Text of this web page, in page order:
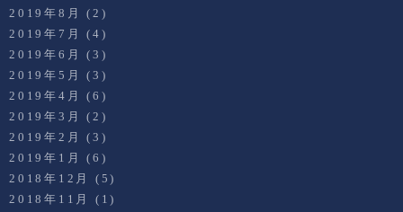
2019年8月
(2)
2019年7月
(4)
2019年6月
(3)
2019年5月
(3)
2019年4月
(6)
2019年3月
(2)
2019年2月
(3)
2019年1月
(6)
2018年12月
(5)
2018年11月
(1)